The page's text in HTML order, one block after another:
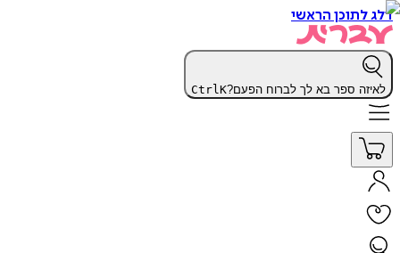
דלג לתוכן הראשי
לאיזה ספר בא לך לברוח הפעם? CtrlK